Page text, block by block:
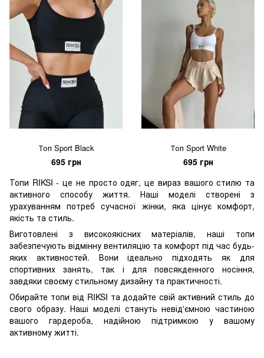
Топ Sport Black
695 грн
Топ Sport White
695 грн
Топи RIKSI - це не просто одяг, це вираз вашого стилю та
активного способу життя. Наші моделі створені з
урахуванням потреб сучасної жінки, яка цінує комфорт,
якість та стиль.
Виготовлені з високоякісних матеріалів, наші топи
забезпечують відмінну вентиляцію та комфорт під час будь-
яких активностей. Вони ідеально підходять як для
спортивних занять, так і для повсякденного носіння,
завдяки своєму стильному дизайну та практичності.
Обирайте топи від RIKSI та додайте свій активний стиль до
свого образу. Наші моделі стануть невід'ємною частиною
вашого гардероба, надійною підтримкою у вашому
активному житті.